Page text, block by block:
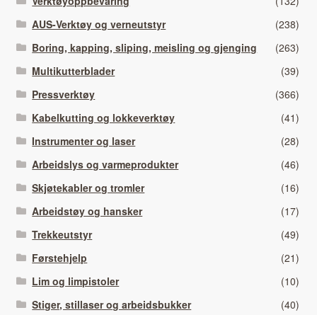
AUS-Verktøy og verneutstyr
(238)
Boring, kapping, sliping, meisling og gjenging
(263)
Multikutterblader
(39)
Pressverktøy
(366)
Kabelkutting og lokkeverktøy
(41)
Instrumenter og laser
(28)
Arbeidslys og varmeprodukter
(46)
Skjøtekabler og tromler
(16)
Arbeidstøy og hansker
(17)
Trekkeutstyr
(49)
Førstehjelp
(21)
Lim og limpistoler
(10)
Stiger, stillaser og arbeidsbukker
(40)